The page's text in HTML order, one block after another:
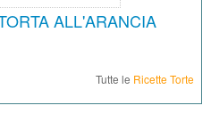
ALL'ARANCIA
Tutte le Ricette Torte